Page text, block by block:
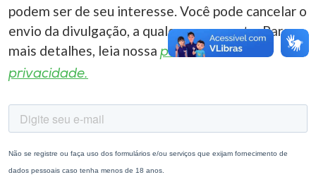
podem ser de seu interesse. Você pode cancelar o
envio da divulgação, a qualquer momento. Para
mais detalhes, leia nossa política de
privacidade.